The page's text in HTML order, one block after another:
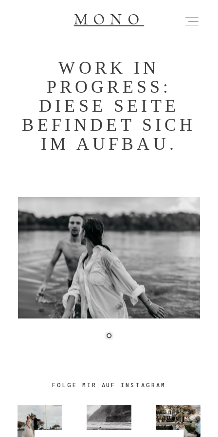
MONO
MONO
ÜBER MICH
KONTAKT
WORK IN
PROGRESS:
DIESE SEITE
BEFINDET SICH
IM AUFBAU.
FOLGE MIR AUF INSTAGRAM